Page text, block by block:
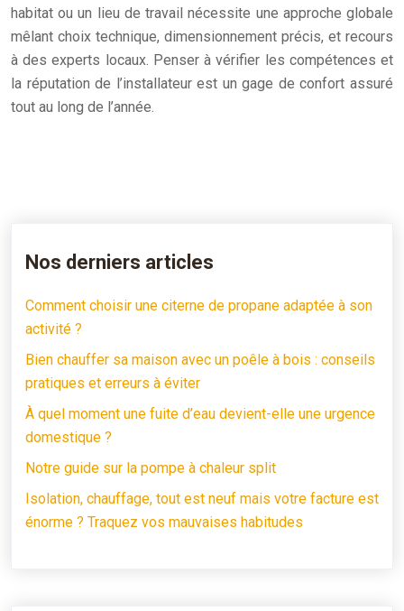
habitat ou un lieu de travail nécessite une approche globale
mêlant choix technique, dimensionnement précis, et recours
à des experts locaux. Penser à vérifier les compétences et
la réputation de l’installateur est un gage de confort assuré
tout au long de l’année.
Nos derniers articles
Comment choisir une citerne de propane adaptée à son
activité ?
Bien chauffer sa maison avec un poêle à bois : conseils
pratiques et erreurs à éviter
À quel moment une fuite d’eau devient-elle une urgence
domestique ?
Notre guide sur la pompe à chaleur split
Isolation, chauffage, tout est neuf mais votre facture est
énorme ? Traquez vos mauvaises habitudes